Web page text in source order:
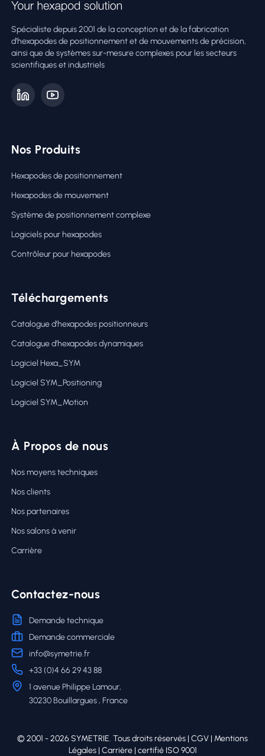
Spécialiste depuis 2001 de la conception et de la fabrication
d’hexapodes de positionnement et de mouvements de précision,
ainsi que de systèmes sur-mesure complexes pour les secteurs
scientifiques et industriels
Nos Produits
Hexapodes de positionnement
Hexapodes de mouvement
Système de positionnement complexe
Logiciels pour hexapodes
Contrôleur pour hexapodes
Téléchargements
Catalogue d’hexapodes positionneurs
Catalogue d’hexapodes dynamiques
Logiciel Hexa_SYM
Logiciel SYM_Positioning
Logiciel SYM_Motion
À Propos de nous
Nos moyens techniques
Nos clients
Nos partenaires
Nos salons à venir
Carrière
Contactez-nous
Demande technique
Demande commerciale
info@symetrie.fr
+33 (0)4 66 29 43 88
1 avenue Philippe Lamour,
30230 Bouillargues , France
© 2001 - 2026 SYMETRIE. Tous droits réservés | CGV | Mentions
Légales| Carrière| certifié ISO 9001